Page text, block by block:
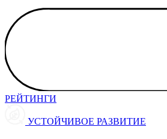
РЕЙТИНГИ
УСТОЙЧИВОЕ РАЗВИТИЕ